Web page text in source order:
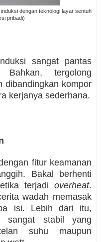
dengan teknologi layar sentuh
pribadi)
sangat pantas
tergolong
dibandingkan kompor
kerjanya sederhana.
fitur keamanan
Bakal berhenti
terjadi overheat.
wadah memasak
isi. Lebih dari itu,
sangat stabil yang
suhu maupun